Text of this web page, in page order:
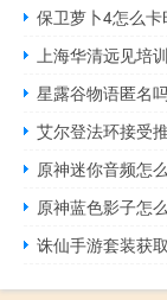
保卫萝卜4怎么卡
上海华清远见培
星露谷物语匿名
艾尔登法环接受
原神迷你音频怎
原神蓝色影子怎
诛仙手游套装获